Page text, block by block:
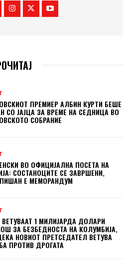
ПРЕМИЕР АЛБИН КУРТИ БЕШЕ
СО ЈАЈЦА ЗА ВРЕМЕ НА СЕДНИЦА ВО
СОБРАНИЕ
ВО ОФИЦИЈАЛНА ПОСЕТА НА
СОСТАНОЦИТЕ СЕ ЗАВРШЕНИ,
Е МЕМОРАНДУМ
1 МИЛИЈАРДА ДОЛАРИ
ЗА БЕЗБЕДНОСТА НА КОЛУМБИЈА,
НОВИОТ ПРЕТСЕДАТЕЛ ВЕТУВА
ПРОТИВ ДРОГАТА